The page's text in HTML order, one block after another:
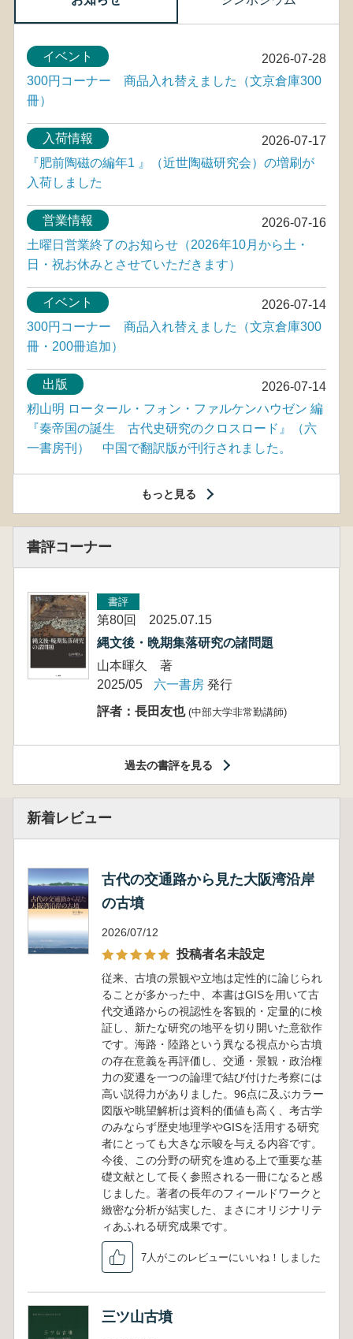
2026-07-28
イベント
300円コーナー 商品入れ替えました（文京倉庫300
冊）
2026-07-17
入荷情報
『肥前陶磁の編年1 』（近世陶磁研究会）の増刷が
入荷しました
2026-07-16
営業情報
土曜日営業終了のお知らせ（2026年10月から土・
日・祝お休みとさせていただきます）
2026-07-14
イベント
300円コーナー 商品入れ替えました（文京倉庫300
冊・200冊追加）
2026-07-14
出版
籾山明 ロータール・フォン・ファルケンハウゼン 編
『秦帝国の誕生 古代史研究のクロスロード』（六
一書房刊） 中国で翻訳版が刊行されました。
もっと見る
書評コーナー
書評
第80回 2025.07.15
縄文後・晩期集落研究の諸問題
山本暉久 著
2025/05
六一書房 発行
評者：長田友也 (中部大学非常勤講師)
過去の書評を見る
新着レビュー
古代の交通路から見た大阪湾沿岸
の古墳
2026/07/12
投稿者名未設定
従来、古墳の景観や立地は定性的に論じられ
ることが多かった中、本書はGISを用いて古
代交通路からの視認性を客観的・定量的に検
証し、新たな研究の地平を切り開いた意欲作
です。海路・陸路という異なる視点から古墳
の存在意義を再評価し、交通・景観・政治権
力の変遷を一つの論理で結び付けた考察には
高い説得力がありました。96点に及ぶカラー
図版や眺望解析は資料的価値も高く、考古学
のみならず歴史地理学やGISを活用する研究
者にとっても大きな示唆を与える内容です。
今後、この分野の研究を進める上で重要な基
礎文献として長く参照される一冊になると感
じました。著者の長年のフィールドワークと
緻密な分析が結実した、まさにオリジナリテ
ィあふれる研究成果です。
7人がこのレビューにいいね！しました
三ツ山古墳